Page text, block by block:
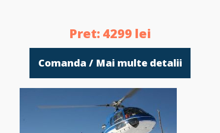
Pret: 4299 lei
Comanda / Mai multe detalii